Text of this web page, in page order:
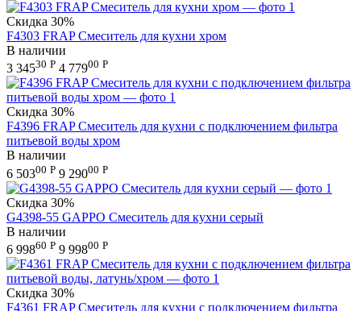
Скидка 30%
F4303 FRAP Смеситель для кухни хром
В наличии
3 34530 Р 4 77900 Р
Скидка 30%
F4396 FRAP Смеситель для кухни с подключением фильтра
питьевой воды хром
В наличии
6 50300 Р 9 29000 Р
Скидка 30%
G4398-55 GAPPO Смеситель для кухни серый
В наличии
6 99860 Р 9 99800 Р
Скидка 30%
F4361 FRAP Смеситель для кухни с подключением фильтра